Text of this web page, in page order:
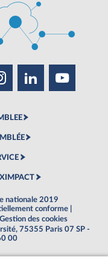
nationale 2019
conforme
Gestion des cookies
75355 Paris 07 SP -
00